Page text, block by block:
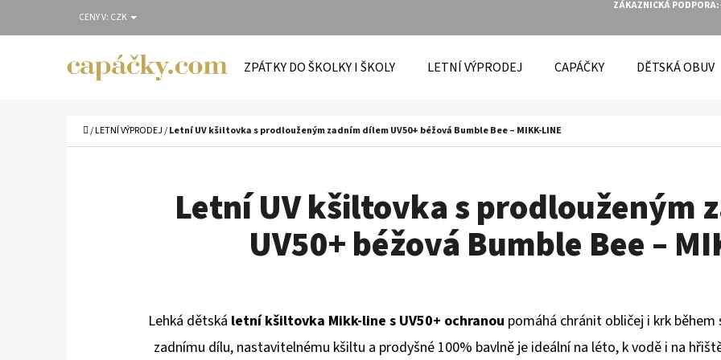
na
CENY V: CZK
ZÁKAZNICKÁ PODPORA:
ZPÁTKY DO ŠKOLKY I ŠKOLY LETNÍ VÝPRODEJ CAPÁČKY DĚTSKÁ OBUV
Domů
/LETNÍ VÝPRODEJ/Letní UV kšiltovka s prodlouženým zadním dílem UV50+ béžová Bumble Bee – MIKK-LINE
Letní UV kšiltovka s prodlouženým
UV50+ béžová Bumble Bee –
Lehká dětská letní kšiltovka Mikk-line s UV50+ ochranou pomáhá chránit obličej i krk
zadnímu dílu, nastavitelnému kšiltu a prodyšné 100% bavlně je ideální na léto, k vodě i na
O
Zpět
do
Zpět
do
DOPORUČUJEME